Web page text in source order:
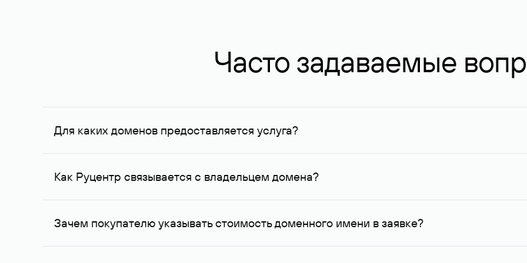
Часто задаваемые
Для каких доменов предоставляется услуга?
Услуга доступна для доменов, зарегистрированных в Руцентре и у других регистраторов. Для доменов,
Как Руцентр связывается с владельцем домена?
Для связи с владельцем домена используются его контактные данные, доступные Руцентру.
Зачем покупателю указывать стоимость доменного имени в заявке?
Вероятность того, что владелец домена ответит на запрос с указанием стоимости сделки выше, так как он